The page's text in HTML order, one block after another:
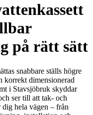
på rätt sätt
snabbare ställs högre
korrekt dimensionerad
i Stavsjöbruk skyddar
ser till att tak- och
hela vägen – från